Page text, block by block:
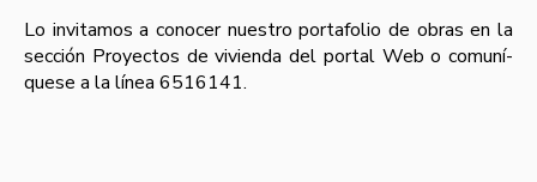
Lo invitamos a conocer nuestro portafolio de obras en la
sección Proyectos de vivienda del portal Web o comuní­
quese a la lí­nea 6516141.